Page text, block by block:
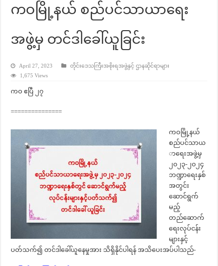
ကဝမြို့နယ် စည်ပင်သာယာရေး
အဖွဲ့မှ တင်ဒါခေါ်ယူခြင်း
April 27, 2023
တိုင်းဒေသကြီးအစိုးရအဖွဲ့နှင့် ဌာနဆိုင်ရာများ
1,675 Views
ကဝ ဧပြီ ၂၇
===============
ကဝမြို့နယ်
စည်ပင်သာယ
ာရေးအဖွဲ့မှ
၂၀၂၃-၂၀၂၄
ဘဏ္ဍာရေးနှစ်
အတွင်း
ဆောင်ရွက်
မည့်
တည်ဆောက်
ရေးလုပ်ငန်း
များနှင့်
ပတ်သက်၍ တင်ဒါခေါ်ယူနေမှုအား သိရှိနိုင်ပါရန် အသိပေးအပ်ပါသည်-